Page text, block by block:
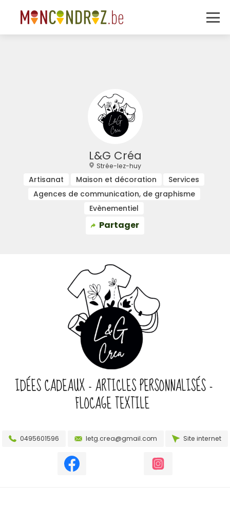
L&G Créa
Strée-lez-huy
Artisanat Maison et décoration
Services
Agences de communication, de graphisme
Evènementiel
Partager
0495601596 letg.crea@gmail.com Site internet